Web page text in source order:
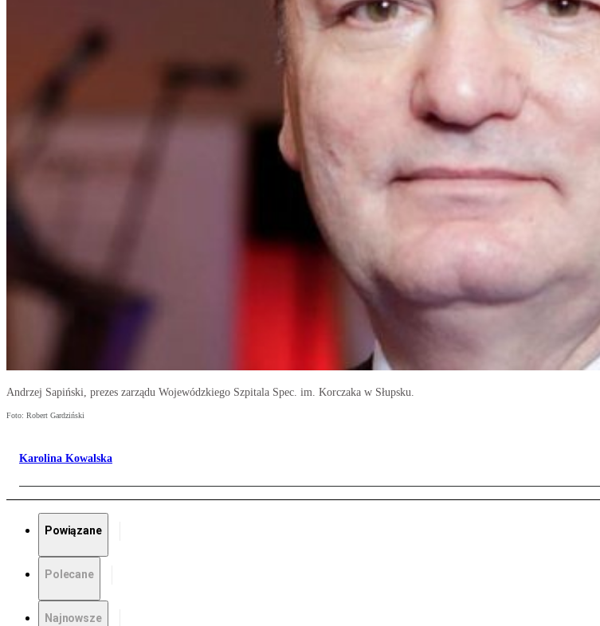
Andrzej Sapiński, prezes zarządu Wojewódzkiego Szpitala Spec. im. Korczaka w Słupsku.
Foto: Robert Gardziński
Karolina Kowalska
Powiązane
Polecane
Najnowsze